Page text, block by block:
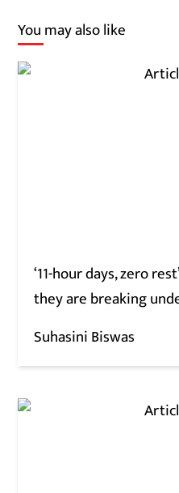
You may also like
‘11-hour days, zero
they are breaking
Suhasini Biswas